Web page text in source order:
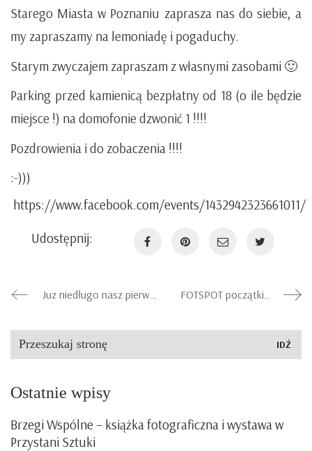
Starego Miasta w Poznaniu zaprasza nas do siebie, a
my zapraszamy na lemoniadę i pogaduchy.
Starym zwyczajem zapraszam z własnymi zasobami 🙂
Parking przed kamienicą bezpłatny od 18 (o ile będzie
miejsce !) na domofonie dzwonić 1 !!!!
Pozdrowienia i do zobaczenia !!!!
:-)))
https://www.facebook.com/events/1432942323661011/
Udostępnij:
FOTSPOT początki..
Szukaj:
Ostatnie wpisy
Brzegi Wspólne – książka fotograficzna i wystawa w
Przystani Sztuki